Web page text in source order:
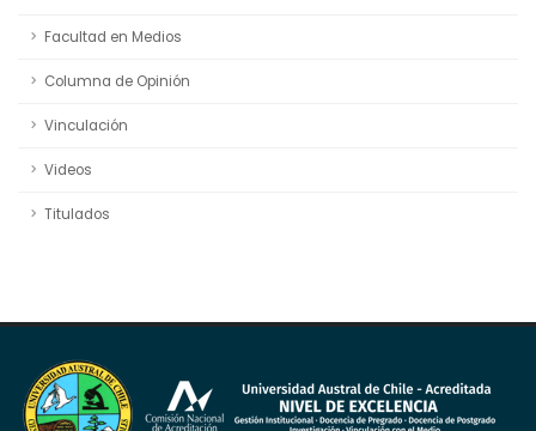
Facultad en Medios
Columna de Opinión
Vinculación
Videos
Titulados